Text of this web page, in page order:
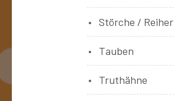
Störche / Reiher
Tauben
Truthähne